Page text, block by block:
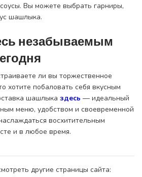
Вы можете выбрать гарниры,
шашлыка.
незабываемым
ли вы торжественное
хотите побаловать себя вкусным
шашлыка здесь — идеальный
меню, удобством и своевременной
восхитительным
и в любое время.
другие страницы сайта: